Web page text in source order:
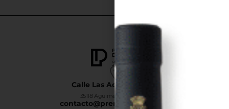
Calle Las Adelfas Nº6-B
35118 Agüimes, Las Palmas
contacto@premiumdrinks.es